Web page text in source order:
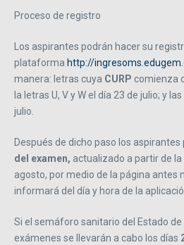
Proceso de registro
Los aspirantes podrán hacer su
plataforma http://
manera: letras cuya CURP comienza
la letras U, V y W el día 23 de julio; y
julio.
Después de dicho paso los
del examen, actualizado a partir de
agosto, por medio de la página antes
informará del día y hora de la
Si el semáforo sanitario del Estado
exámenes se llevarán a cabo los días